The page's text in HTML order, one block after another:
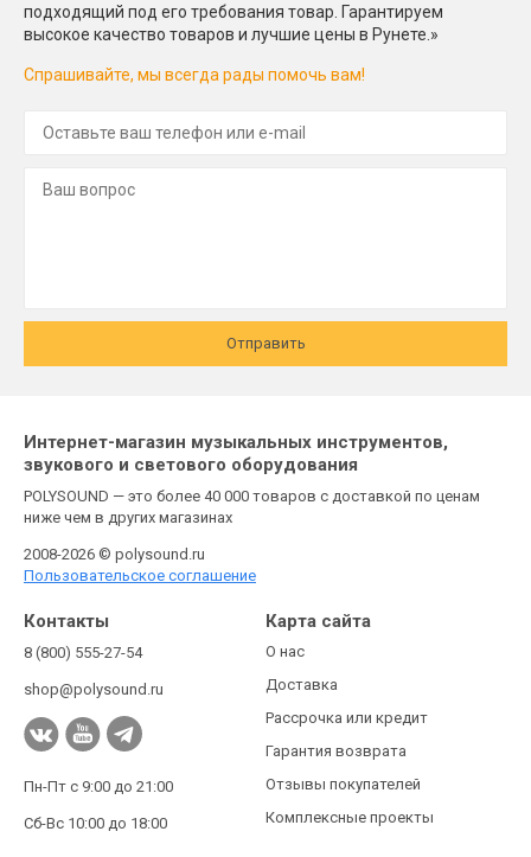
подходящий под его требования товар. Гарантируем
высокое качество товаров и лучшие цены в Рунете.»
Спрашивайте, мы всегда рады помочь вам!
Отправить
Интернет-магазин музыкальных инструментов,
звукового и светового оборудования
POLYSOUND — это более 40 000 товаров с доставкой по ценам
ниже чем в других магазинах
2008-2026 © polysound.ru
Пользовательское соглашение
Контакты
8 (800) 555-27-54
shop@polysound.ru
Пн-Пт с 9:00 до 21:00
Сб-Вс 10:00 до 18:00
Карта сайта
О нас
Доставка
Рассрочка или кредит
Гарантия возврата
Отзывы покупателей
Комплексные проекты